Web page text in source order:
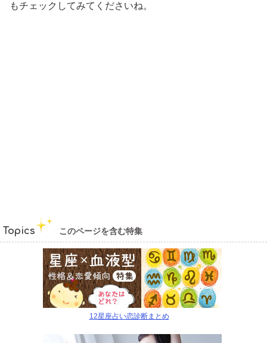
もチェックしてみてくださいね。
Topics このページを含む特集
12星座占い恋診断まとめ